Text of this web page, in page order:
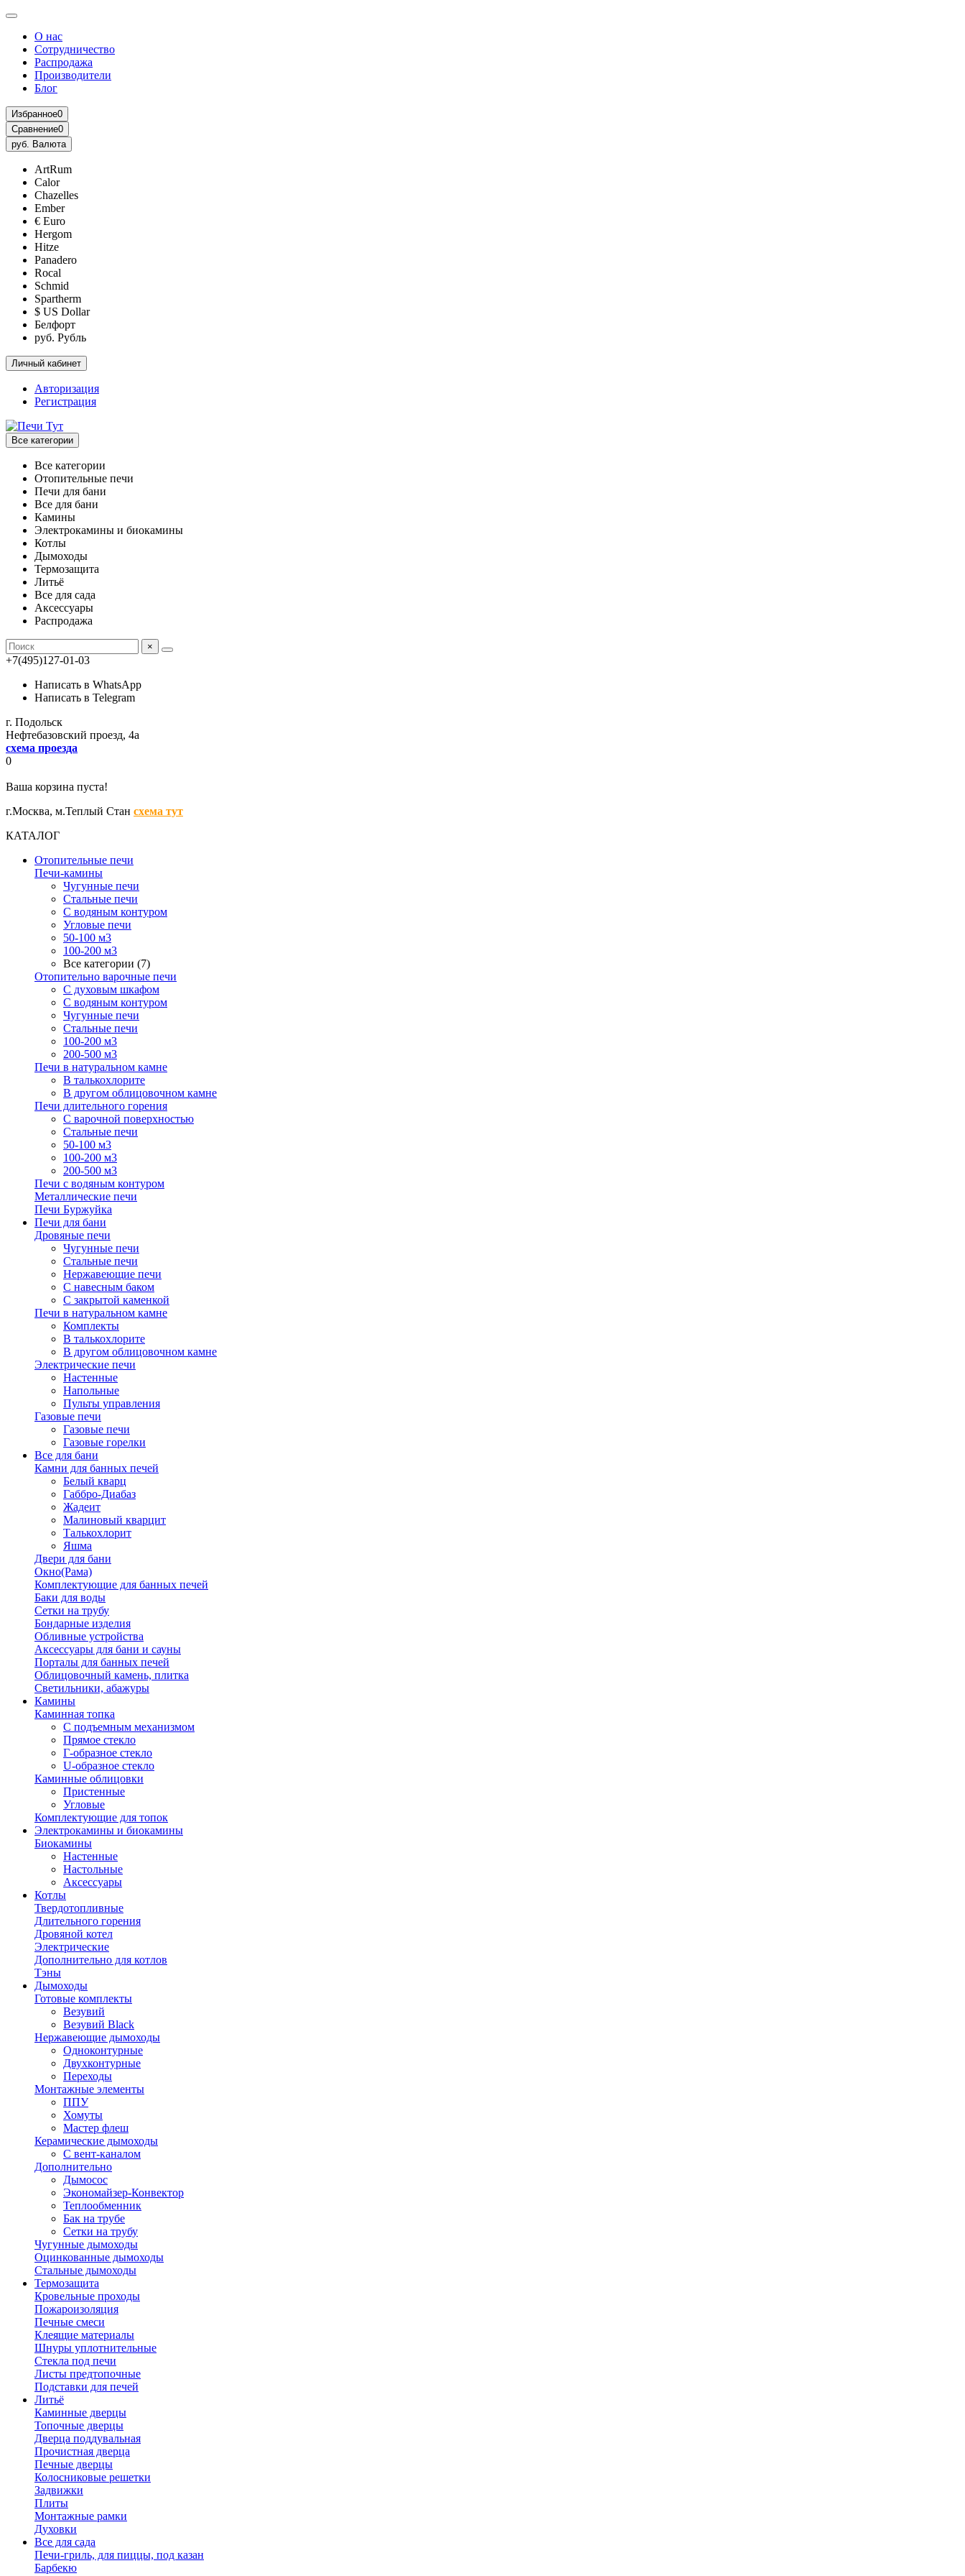
О нас
Сотрудничество
Распродажа
Производители
Блог
Избранное0
Сравнение0
руб. Валюта
ArtRum
Calor
Chazelles
Ember
€ Euro
Hergom
Hitze
Panadero
Rocal
Schmid
Spartherm
$ US Dollar
Белфорт
руб. Рубль
Личный кабинет
Авторизация
Регистрация
Все категории
Все категории
Отопительные печи
Печи для бани
Все для бани
Камины
Электрокамины и биокамины
Котлы
Дымоходы
Термозащита
Литьё
Все для сада
Аксессуары
Распродажа
×
+7(495)127-01-03
Написать в WhatsApp
Написать в Telegram
г. Подольск
Нефтебазовский проезд, 4а
схема проезда
0
Ваша корзина пуста!
г.Москва, м.Теплый Стан схема тут
КАТАЛОГ
Отопительные печи
Печи-камины
Чугунные печи
Стальные печи
С водяным контуром
Угловые печи
50-100 м3
100-200 м3
Все категории (7)
Отопительно варочные печи
С духовым шкафом
С водяным контуром
Чугунные печи
Стальные печи
100-200 м3
200-500 м3
Печи в натуральном камне
В талькохлорите
В другом облицовочном камне
Печи длительного горения
С варочной поверхностью
Стальные печи
50-100 м3
100-200 м3
200-500 м3
Печи с водяным контуром
Металлические печи
Печи Буржуйка
Печи для бани
Дровяные печи
Чугунные печи
Стальные печи
Нержавеющие печи
С навесным баком
С закрытой каменкой
Печи в натуральном камне
Комплекты
В талькохлорите
В другом облицовочном камне
Электрические печи
Настенные
Напольные
Пульты управления
Газовые печи
Газовые печи
Газовые горелки
Все для бани
Камни для банных печей
Белый кварц
Габбро-Диабаз
Жадеит
Малиновый кварцит
Талькохлорит
Яшма
Двери для бани
Окно(Рама)
Комплектующие для банных печей
Баки для воды
Сетки на трубу
Бондарные изделия
Обливные устройства
Аксессуары для бани и сауны
Порталы для банных печей
Облицовочный камень, плитка
Светильники, абажуры
Камины
Каминная топка
С подъемным механизмом
Прямое стекло
Г-образное стекло
U-образное стекло
Каминные облицовки
Пристенные
Угловые
Комплектующие для топок
Электрокамины и биокамины
Биокамины
Настенные
Настольные
Аксессуары
Котлы
Твердотопливные
Длительного горения
Дровяной котел
Электрические
Дополнительно для котлов
Тэны
Дымоходы
Готовые комплекты
Везувий
Везувий Black
Нержавеющие дымоходы
Одноконтурные
Двухконтурные
Переходы
Монтажные элементы
ППУ
Хомуты
Мастер флеш
Керамические дымоходы
С вент-каналом
Дополнительно
Дымосос
Экономайзер-Конвектор
Теплообменник
Бак на трубе
Сетки на трубу
Чугунные дымоходы
Оцинкованные дымоходы
Стальные дымоходы
Термозащита
Кровельные проходы
Пожароизоляция
Печные смеси
Клеящие материалы
Шнуры уплотнительные
Стекла под печи
Листы предтопочные
Подставки для печей
Литьё
Каминные дверцы
Топочные дверцы
Дверца поддувальная
Прочистная дверца
Печные дверцы
Колосниковые решетки
Задвижки
Плиты
Монтажные рамки
Духовки
Все для сада
Печи-гриль, для пиццы, под казан
Барбекю